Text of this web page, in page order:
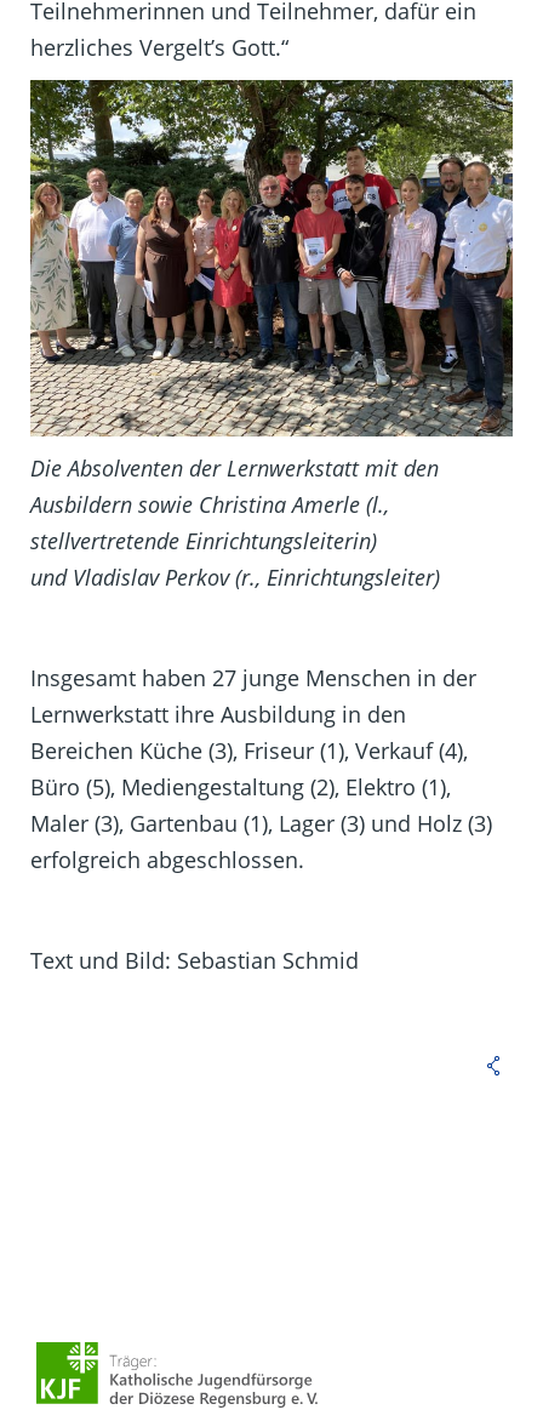
Teilnehmerinnen und Teilnehmer, dafür ein
herzliches Vergelt’s Gott.“
Die Absolventen der Lernwerkstatt mit den
Ausbildern sowie Christina Amerle (l.,
stellvertretende Einrichtungsleiterin)
und Vladislav Perkov (r., Einrichtungsleiter)
Insgesamt haben 27 junge Menschen in der
Lernwerkstatt ihre Ausbildung in den
Bereichen Küche (3), Friseur (1), Verkauf (4),
Büro (5), Mediengestaltung (2), Elektro (1),
Maler (3), Gartenbau (1), Lager (3) und Holz (3)
erfolgreich abgeschlossen.
Text und Bild: Sebastian Schmid